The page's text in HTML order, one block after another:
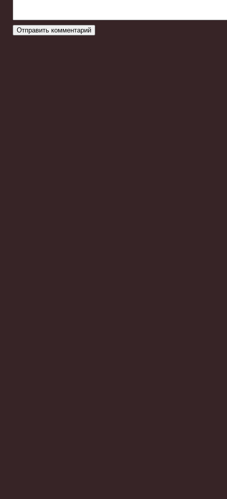
Отправить комментарий